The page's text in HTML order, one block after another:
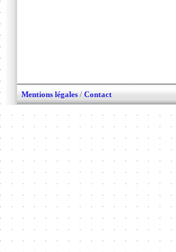
Mentions légales / Contact